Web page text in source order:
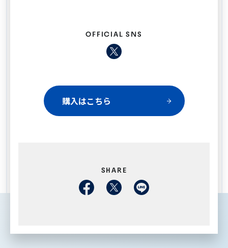
OFFICIAL SNS
購入はこちら
SHARE